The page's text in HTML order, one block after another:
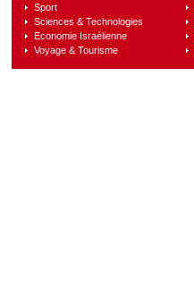
Sport
Sciences & Technologies
Economie Israélienne
Voyage & Tourisme